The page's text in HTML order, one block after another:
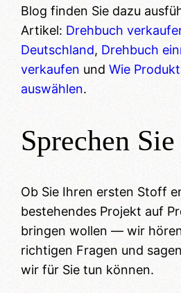
Blog finden Sie dazu
Artikel: Drehbuch
Deutschland, Drehbuch
verkaufen undWie
auswählen.
Sprechen
Ob Sie Ihren ersten Stoff
bestehendes Projekt auf
bringen wollen — wir
richtigen Fragen und
wir für Sie tun können.